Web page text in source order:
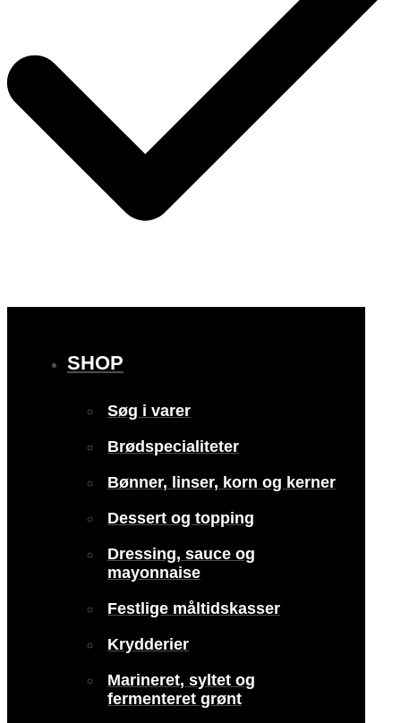
SHOP
Søg i varer
Brødspecialiteter
Bønner, linser, korn og kerner
Dessert og topping
Dressing, sauce og
mayonnaise
Festlige måltidskasser
Krydderier
Marineret, syltet og
fermenteret grønt